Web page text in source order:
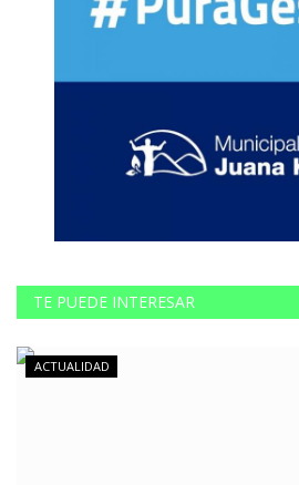
TE PUEDE INTERESAR
ACTUALIDAD